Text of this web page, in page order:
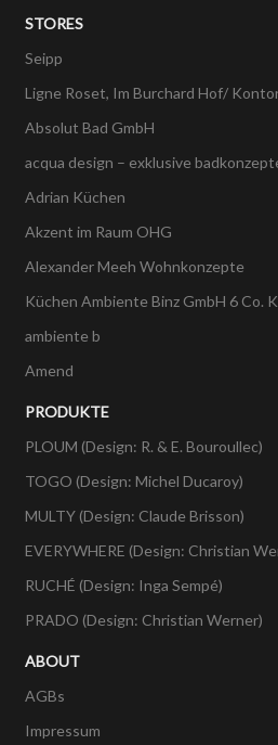
STORES
Seipp
Ligne Roset, Im Burchard Hof/
Absolut Bad GmbH
acqua design – exklusive
Adrian Küchen
Akzent im Raum OHG
Alexander Meeh Wohnkonzepte
Küchen Ambiente Binz GmbH 6 Co.
ambiente b
Amend
PRODUKTE
PLOUM (Design: R. & E. Bouroullec)
TOGO (Design: Michel Ducaroy)
MULTY (Design: Claude Brisson)
EVERYWHERE (Design: Christian
RUCHÉ (Design: Inga Sempé)
PRADO (Design: Christian Werner)
ABOUT
AGBs
Impressum